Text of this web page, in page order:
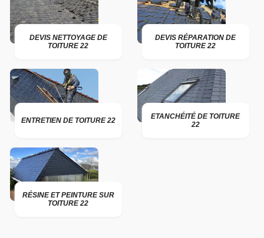
DEVIS NETTOYAGE DE
TOITURE 22
DEVIS RÉPARATION DE
TOITURE 22
ENTRETIEN DE TOITURE 22
ETANCHÉITÉ DE TOITURE
22
RÉSINE ET PEINTURE SUR
TOITURE 22